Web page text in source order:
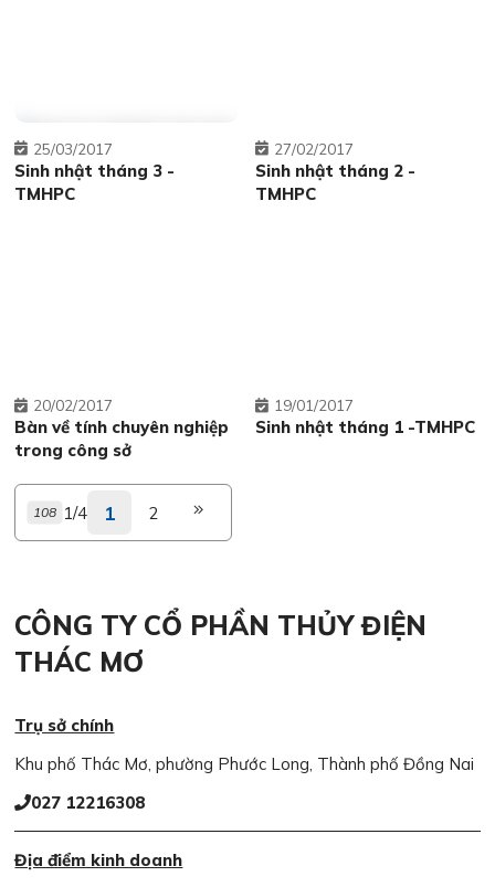
Sinh nhật tháng 3 -
TMHPC
25 03/2017
Sinh nhật tháng 2 -
TMHPC
27 02/2017
Bàn về tính chuyên nghiệp
trong công sở
20 02/2017
Sinh nhật tháng 1 -TMHPC
19 01/2017
108 1/4 1 2
CÔNG TY CỔ PHẦN THỦY ĐIỆN
THÁC MƠ
Trụ sở chính
Khu phố Thác Mơ, phường Phước Long, Thành phố Đồng Nai
027 12216308
Địa điểm kinh doanh